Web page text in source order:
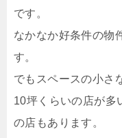
です。
なかなか好条件の物
す。
でもスペースの小さ
10坪くらいの店が多
の店もあります。